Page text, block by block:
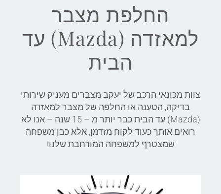
החלפת מצבר
למאזדה (Mazda) עד
הבית
צוות מכונאי הרכב של יעקב מצברים מעניק שירותי
בדיקה, הטענה או החלפה של מצבר למאזדה
(Mazda) עד הבית כבר יותר מ – 15 שנה – אנו לא
רואים אותך כעוד לקוח מזדמן, אלא כבן משפחה
שמצטרף למשפחה המורחבת שלנו!